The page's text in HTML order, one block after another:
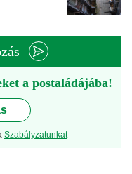
a postaládájába!
Szabályzatunkat